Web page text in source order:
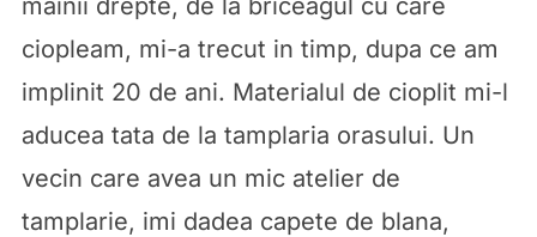
mainii drepte, de la briceagul cu care
ciopleam, mi-a trecut in timp, dupa ce am
implinit 20 de ani. Materialul de cioplit mi-l
aducea tata de la tamplaria orasului. Un
vecin care avea un mic atelier de
tamplarie, imi dadea capete de blana,